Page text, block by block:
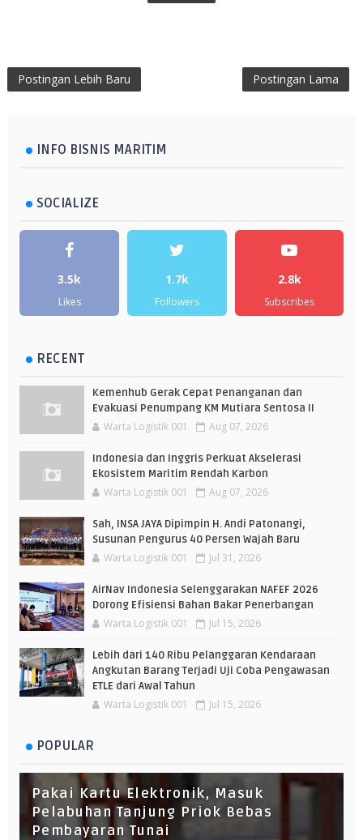
Postingan Lebih Baru Postingan Lama
INFO BISNIS MARITIM
SOCIALIZE
3.5k
Likes
1.7k
Followers
2.8k
Subscribes
RECENT
Kemenhub Gerak Cepat Penanganan dan
Evakuasi Penumpang KM Mutiara Sentosa II
Warta Logistik 001 Aug 07, 2026
Indonesia dan Inggris Perkuat Akselerasi
Ekosistem Maritim Rendah Karbon
Warta Logistik 001 Aug 07, 2026
Sah, INSA JAYA Dipimpin H. Andi Patonangi,
Susunan Pengurus 40 Persen Wajah Baru
Warta Logistik 001 Jul 31, 2026
AirNav Indonesia Selenggarakan NAFEF 2026
Dorong Efisiensi Bahan Bakar Penerbangan
Warta Logistik 001 Jul 15, 2026
Lebih dari 140 Ribu Pelanggaran Kendaraan
Angkutan Barang Terjadi Uji Coba Pengawasan
ETLE dari Awal Tahun
Warta Logistik 001 Jul 15, 2026
POPULAR
Pakai Kartu Elektronik, Masuk
Pelabuhan Tanjung Priok Bebas
Pembayaran Tunai